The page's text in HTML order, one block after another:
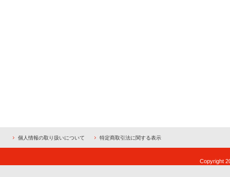
個人情報の取り扱いについて 特定商取引法に関する表示
Copyright